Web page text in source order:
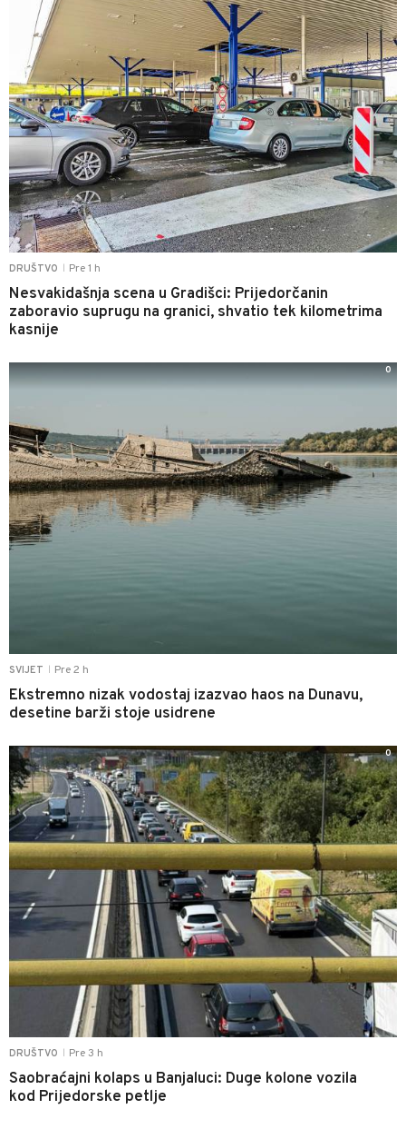
DRUŠTVO Pre 1 h
Nesvakidašnja scena u Gradišci: Prijedorčanin
zaboravio suprugu na granici, shvatio tek kilometrima
kasnije
SVIJET Pre 2 h
Ekstremno nizak vodostaj izazvao haos na Dunavu,
desetine barži stoje usidrene
0
DRUŠTVO Pre 3 h
Saobraćajni kolaps u Banjaluci: Duge kolone vozila
kod Prijedorske petlje
0